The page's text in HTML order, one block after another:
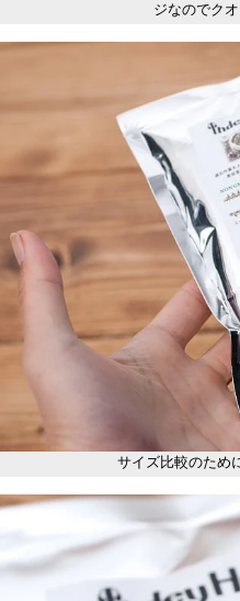
ジなのでク
サイズ比較のため